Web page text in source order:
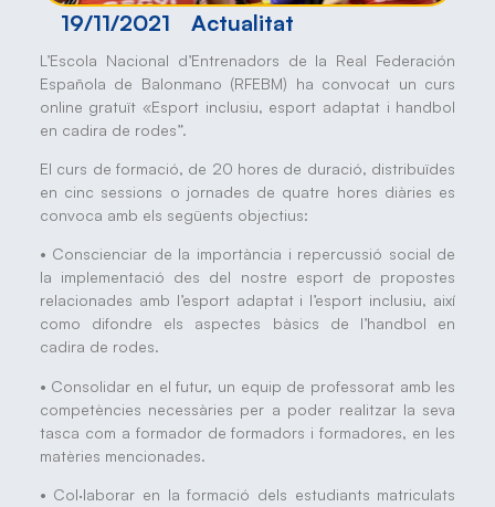
19/11/2021 Actualitat
L’Escola Nacional d’Entrenadors de la Real Federación
Española de Balonmano (RFEBM) ha convocat un curs
online gratuït «Esport inclusiu, esport adaptat i handbol
en cadira de rodes”.
El curs de formació, de 20 hores de duració, distribuïdes
en cinc sessions o jornades de quatre hores diàries es
convoca amb els següents objectius:
• Conscienciar de la importància i repercussió social de
la implementació des del nostre esport de propostes
relacionades amb l’esport adaptat i l’esport inclusiu, així
como difondre els aspectes bàsics de l’handbol en
cadira de rodes.
• Consolidar en el futur, un equip de professorat amb les
competències necessàries per a poder realitzar la seva
tasca com a formador de formadors i formadores, en les
matèries mencionades.
• Col·laborar en la formació dels estudiants matriculats